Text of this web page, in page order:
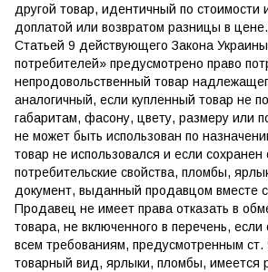
другой товар, идентичный по стоимости
доплатой или возвратом разницы в цене.
Статьей 9 действующего Закона
потребителей» предусмотрено право
непродовольственный товар
аналогичный, если купленный товар не
габаритам, фасону, цвету, размеру или
не может быть использован по
товар не использовался и если
потребительские свойства, пломбы,
документ, выданный продавцом вместе
Продавец не имеет права отказать в
товара, не включенного в перечень, если
всем требованиям, предусмотренным ст.
товарный вид, ярлыки, пломбы, имеется